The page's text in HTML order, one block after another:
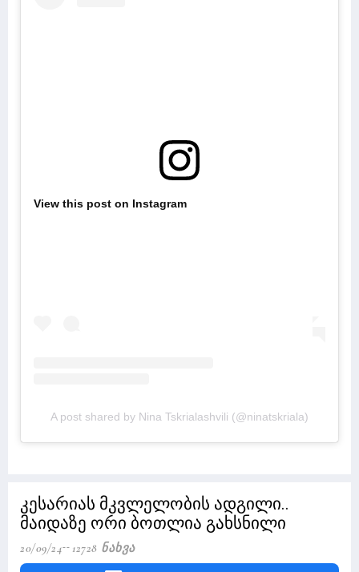
View this post on Instagram
A post shared by Nina Tskrialashvili (@ninatskriala)
კესარიას მკვლელობის ადგილი..
მაიდაზე ორი ბოთლია გახსნილი
20/09/24 12728 Ნახვა